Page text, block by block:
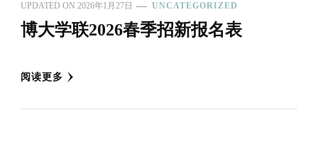
UPDATED ON 2026年1月27日 UNCATEGORIZED
博大学联2026春季招新报名表
阅读更多